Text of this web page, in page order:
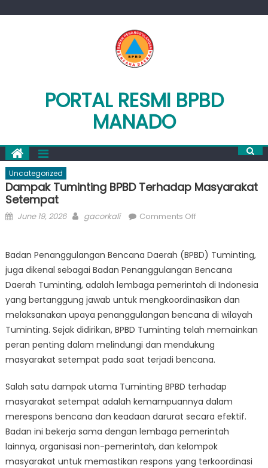
PORTAL RESMI BPBD
MANADO
Uncategorized
Dampak Tuminting BPBD Terhadap Masyarakat
Setempat
Posted
June 19, 2026 Author
gacorkali Comments Offon
BPBD
Terhadap
Masyarakat
Setempat
Badan Penanggulangan Bencana Daerah (BPBD) Tuminting,
juga dikenal sebagai Badan Penanggulangan Bencana
Daerah Tuminting, adalah lembaga pemerintah di Indonesia
yang bertanggung jawab untuk mengkoordinasikan dan
melaksanakan upaya penanggulangan bencana di wilayah
Tuminting. Sejak didirikan, BPBD Tuminting telah memainkan
peran penting dalam melindungi dan mendukung
masyarakat setempat pada saat terjadi bencana.
Salah satu dampak utama Tuminting BPBD terhadap
masyarakat setempat adalah kemampuannya dalam
merespons bencana dan keadaan darurat secara efektif.
Badan ini bekerja sama dengan lembaga pemerintah
lainnya, organisasi non-pemerintah, dan kelompok
masyarakat untuk memastikan respons yang terkoordinasi